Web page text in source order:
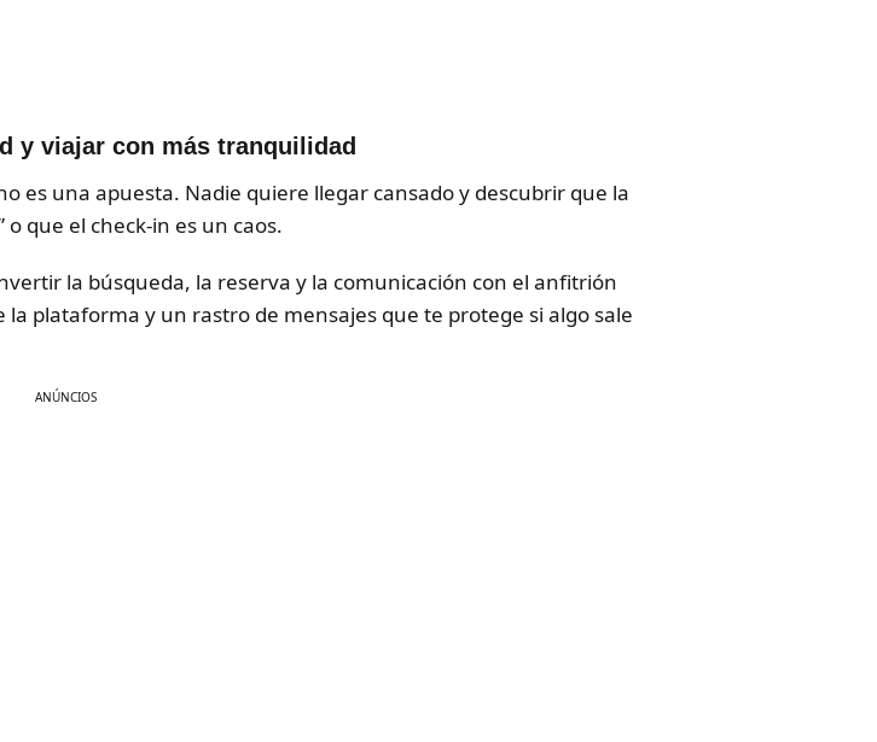
y viajar con más tranquilidad
es una apuesta. Nadie quiere llegar cansado y descubrir que la
que el check-in es un caos.
la búsqueda, la reserva y la comunicación con el anfitrión
plataforma y un rastro de mensajes que te protege si algo sale
ANÚNCIOS